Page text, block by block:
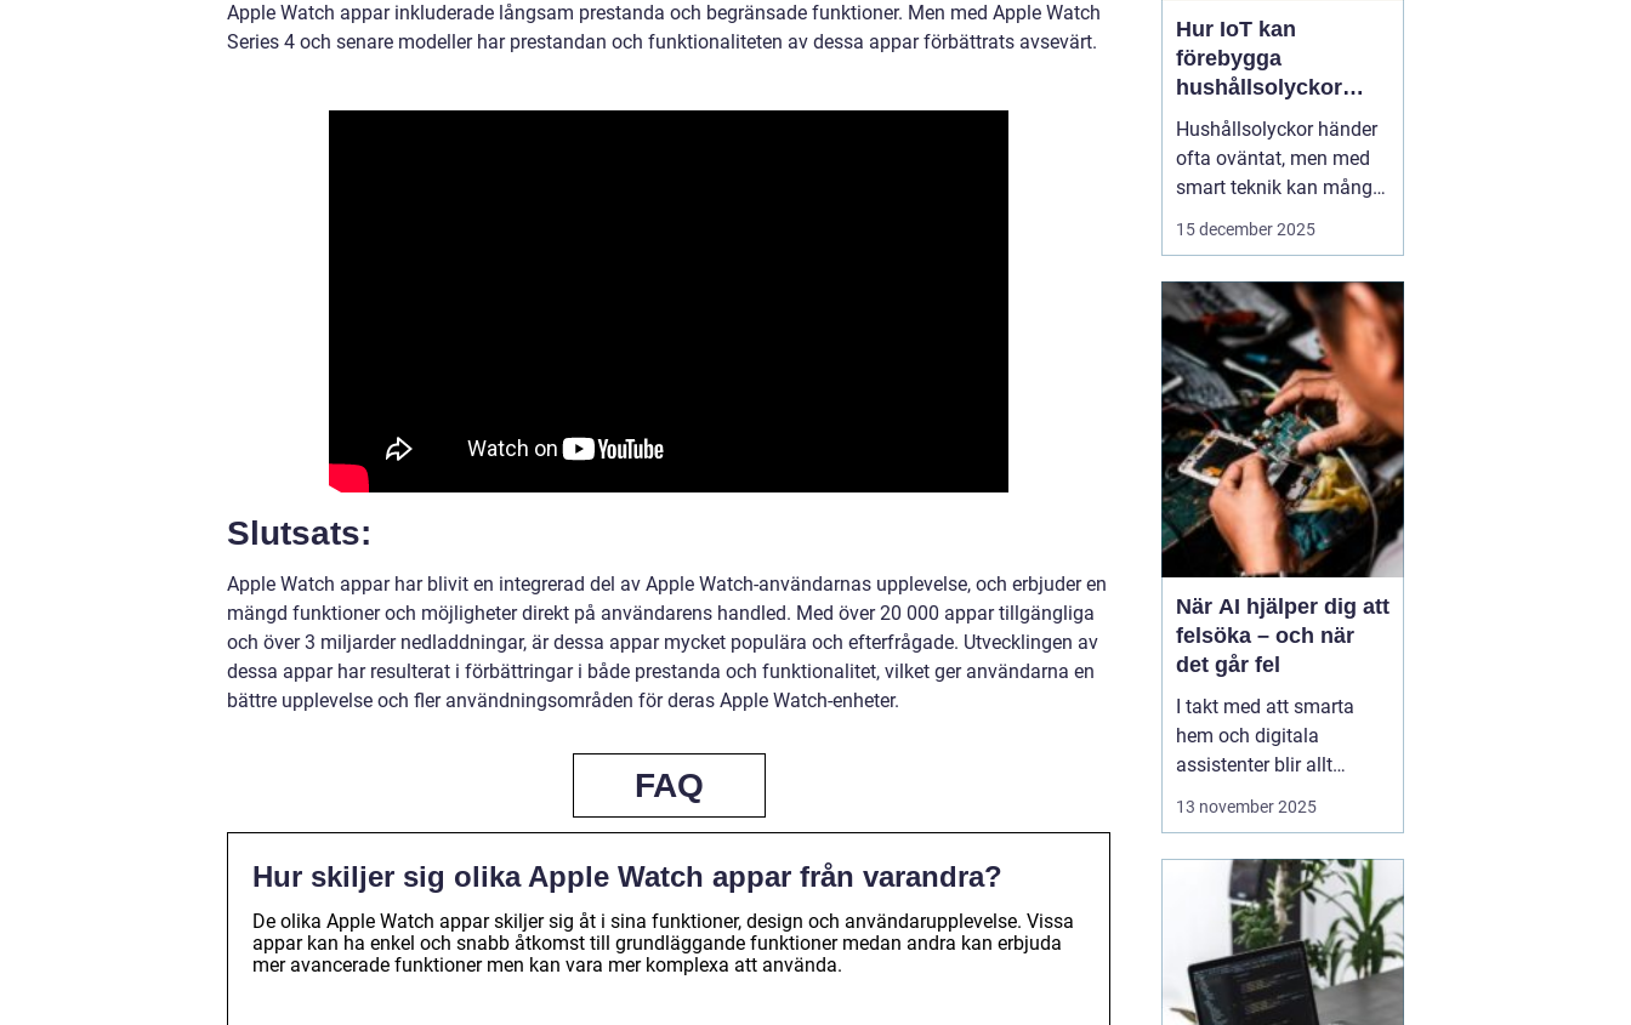
Apple Watch appar inkluderade långsam prestanda och begränsade funktioner. Men med Apple Watch
Series 4 och senare modeller har prestandan och funktionaliteten av dessa appar förbättrats avsevärt.
Slutsats:
Apple Watch appar har blivit en integrerad del av Apple Watch-användarnas upplevelse, och erbjuder en
mängd funktioner och möjligheter direkt på användarens handled. Med över 20 000 appar tillgängliga
och över 3 miljarder nedladdningar, är dessa appar mycket populära och efterfrågade. Utvecklingen av
dessa appar har resulterat i förbättringar i både prestanda och funktionalitet, vilket ger användarna en
bättre upplevelse och fler användningsområden för deras Apple Watch-enheter.
FAQ
Hur skiljer sig olika Apple Watch appar från varandra?
De olika Apple Watch appar skiljer sig åt i sina funktioner, design och användarupplevelse. Vissa
appar kan ha enkel och snabb åtkomst till grundläggande funktioner medan andra kan erbjuda
mer avancerade funktioner men kan vara mer komplexa att använda.
Hur IoT kan
förebygga
hushållsolyckor
innan de inträffar
Hushållsolyckor händer
ofta oväntat, men med
smart teknik kan många
av dem förebyggas
Things, gör det möjligt
för hemmet att övervaka
och reagera p...
15 december 2025
När AI hjälper dig att
felsöka – och när
det går fel
I takt med att smarta
hem och digitala
assistenter blir allt
vanligare, har artificiell
tekniska vardag. Vi
frågar AI om allt från
varför Wi-Fi:et plötsligt
kraschar till hur vi &a...
13 november 2025